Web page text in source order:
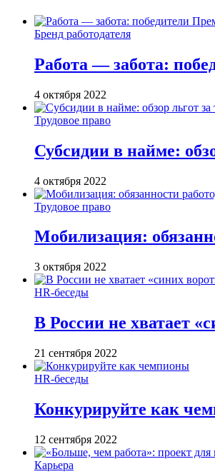
Бренд работодателя
Работа — забота:
4 октября 2022
Трудовое право
Субсидии в найме:
4 октября 2022
Трудовое право
Мобилизация:
3 октября 2022
HR-беседы
В России не хватает
21 сентября 2022
HR-беседы
Конкурируйте как
12 сентября 2022
Карьера